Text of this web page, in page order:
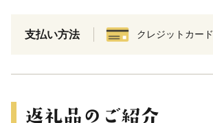
支払い方法 クレジットカード